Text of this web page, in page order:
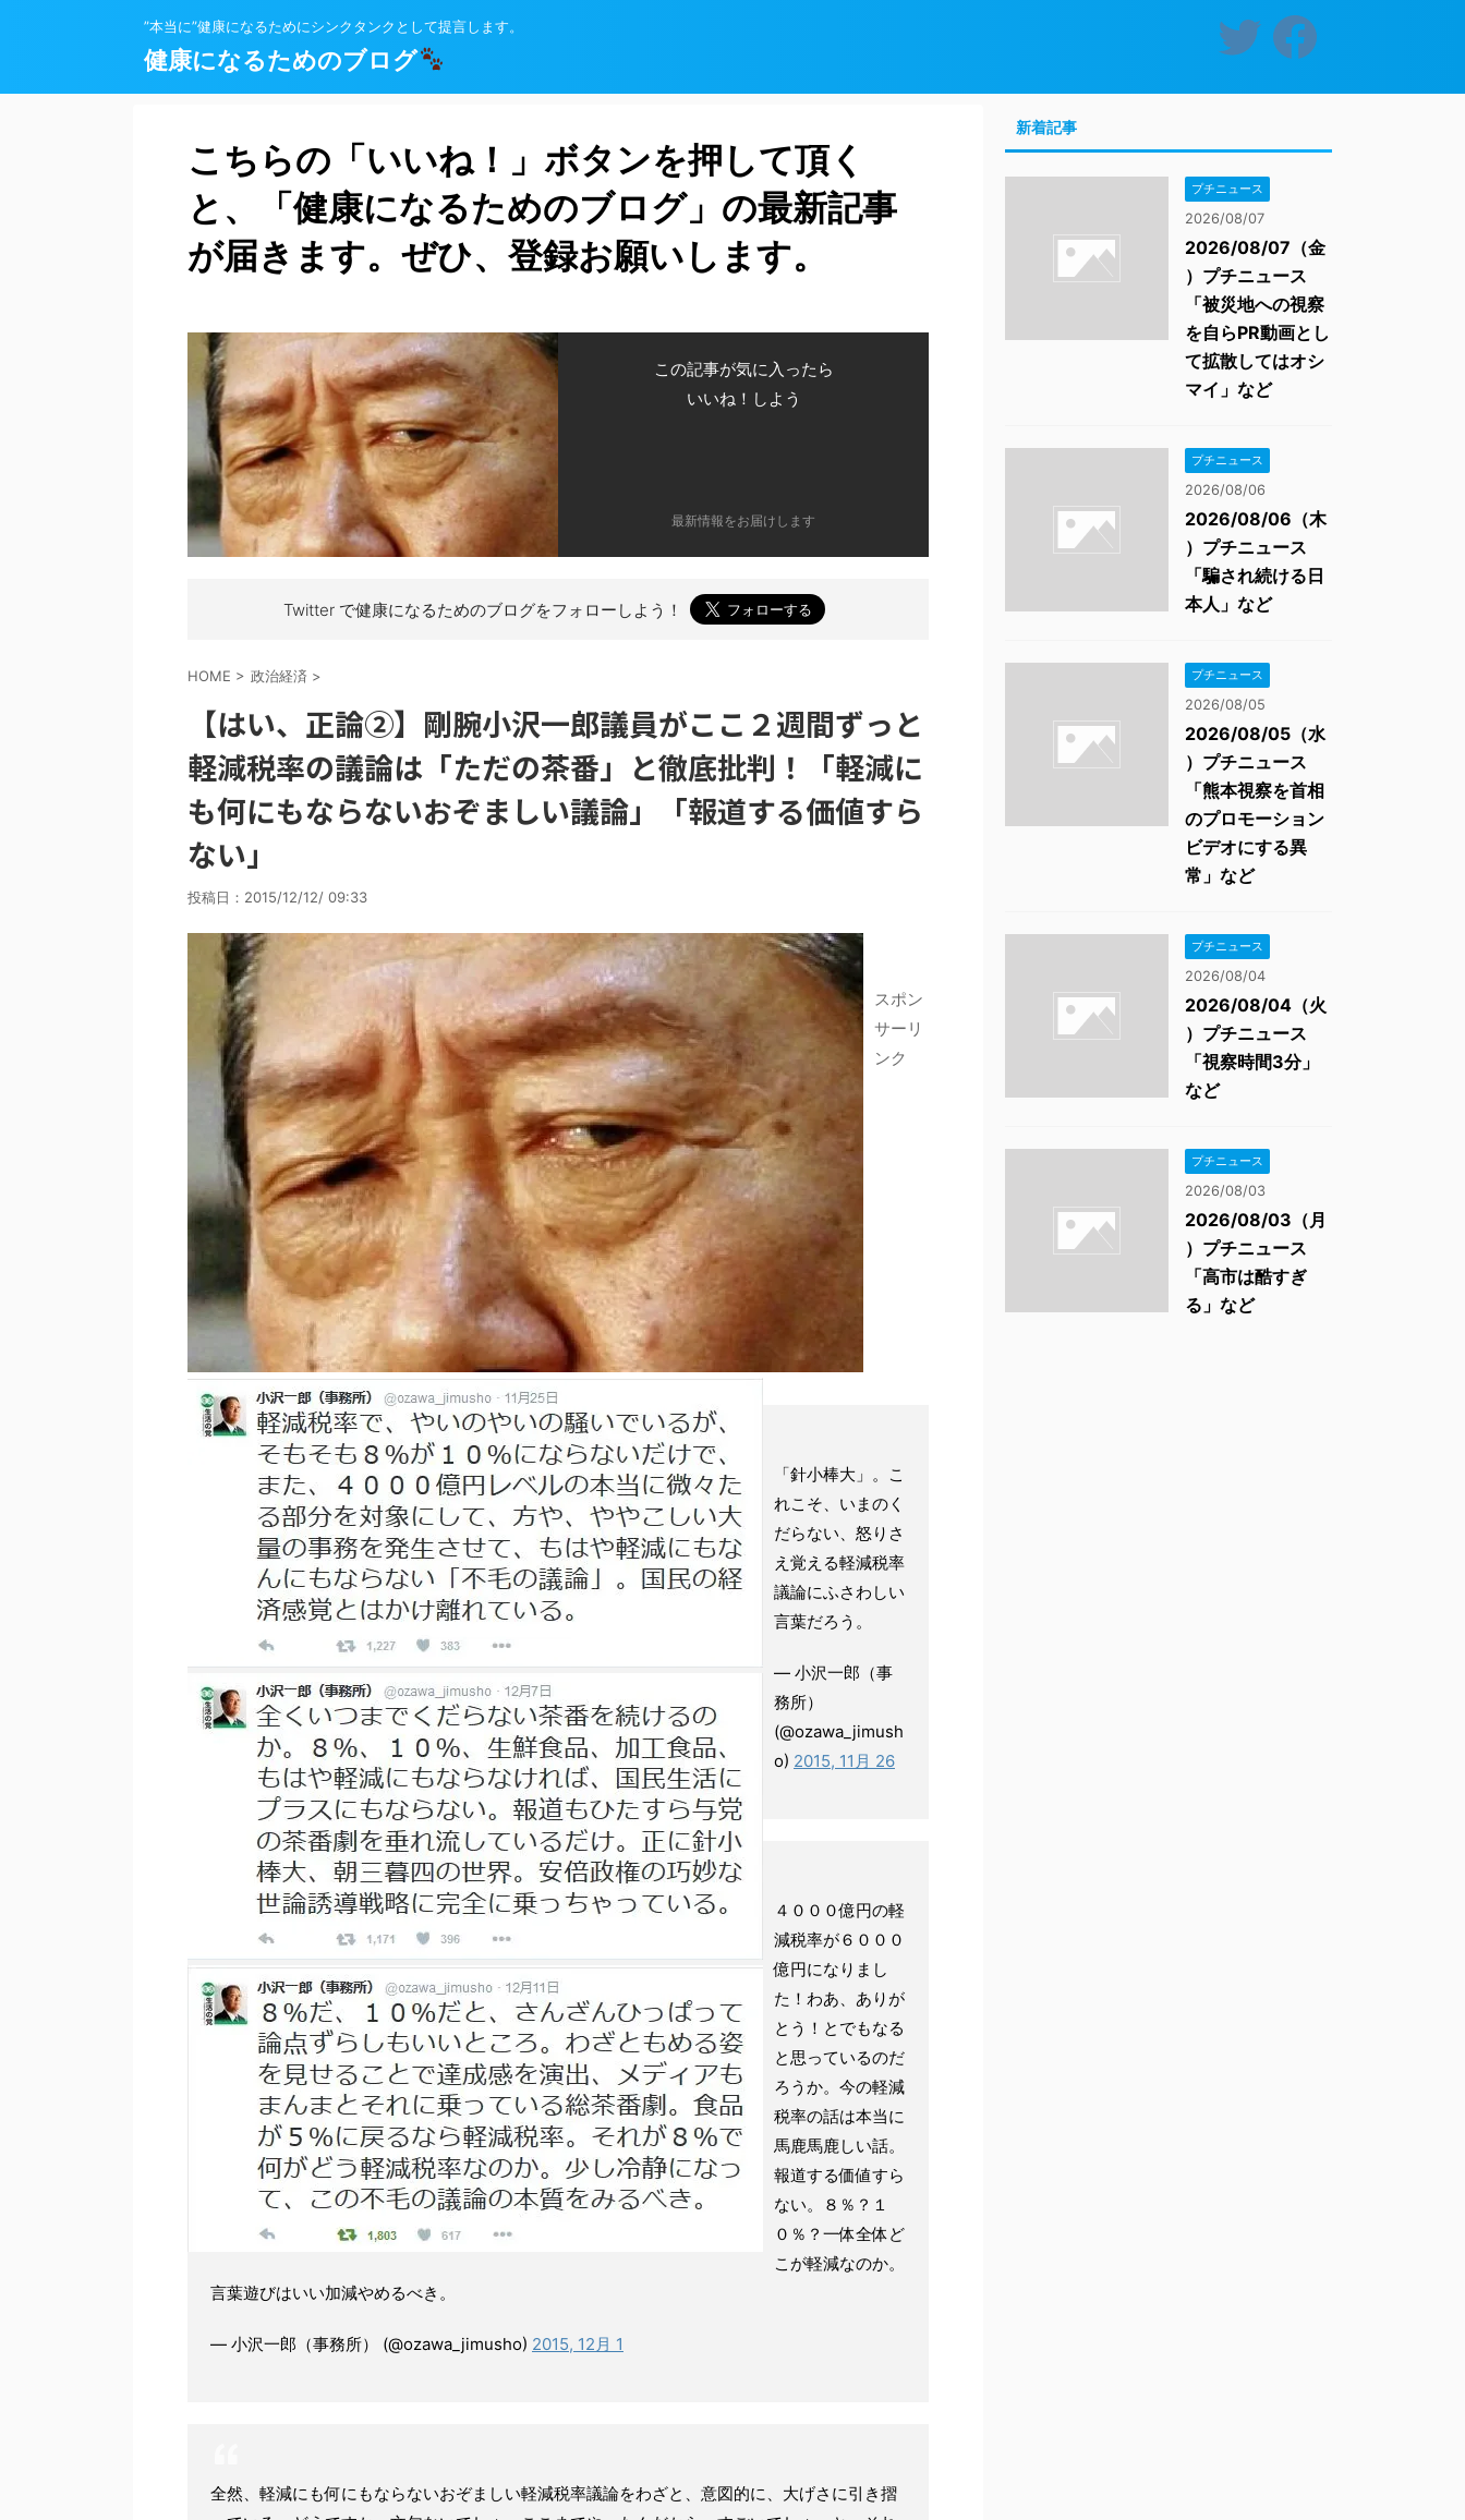
”本当に”健康になるためにシンクタンクとして提言します。
健康になるためのブログ
こちらの「いいね！」ボタンを押して頂く
と、「健康になるためのブログ」の最新記事
が届きます。ぜひ、登録お願いします。
この記事が気に入ったら
いいね！しよう
最新情報をお届けします
Twitter で健康になるためのブログをフォローしよう！
HOME > 政治経済 >
【はい、正論②】剛腕小沢一郎議員がここ２週間ずっと
軽減税率の議論は「ただの茶番」と徹底批判！「軽減に
も何にもならないおぞましい議論」「報道する価値すら
ない」
投稿日： 2015/12/12/ 09:33
スポン
サーリ
ンク
「針小棒大」。こ
れこそ、いまのく
だらない、怒りさ
え覚える軽減税率
議論にふさわしい
言葉だろう。
— 小沢一郎（事
務所）
(@ozawa_jimush
o) 2015, 11月 26
４０００億円の軽
減税率が６０００
億円になりまし
た！わあ、ありが
とう！とでもなる
と思っているのだ
ろうか。今の軽減
税率の話は本当に
馬鹿馬鹿しい話。
報道する価値すら
ない。８％？１
０％？一体全体ど
こが軽減なのか。
言葉遊びはいい加減やめるべき。
— 小沢一郎（事務所） (@ozawa_jimusho) 2015, 12月 1
全然、軽減にも何にもならないおぞましい軽減税率議論をわざと、意図的に、大げさに引き摺
新着記事
プチニュース
2026/08/07
2026/08/07（金
）プチニュース
「被災地への視察
を自らPR動画とし
て拡散してはオシ
マイ」など
プチニュース
2026/08/06
2026/08/06（木
）プチニュース
「騙され続ける日
本人」など
プチニュース
2026/08/05
2026/08/05（水
）プチニュース
「熊本視察を首相
のプロモーション
ビデオにする異
常」など
プチニュース
2026/08/04
2026/08/04（火
）プチニュース
「視察時間3分」
など
プチニュース
2026/08/03
2026/08/03（月
）プチニュース
「高市は酷すぎ
る」など